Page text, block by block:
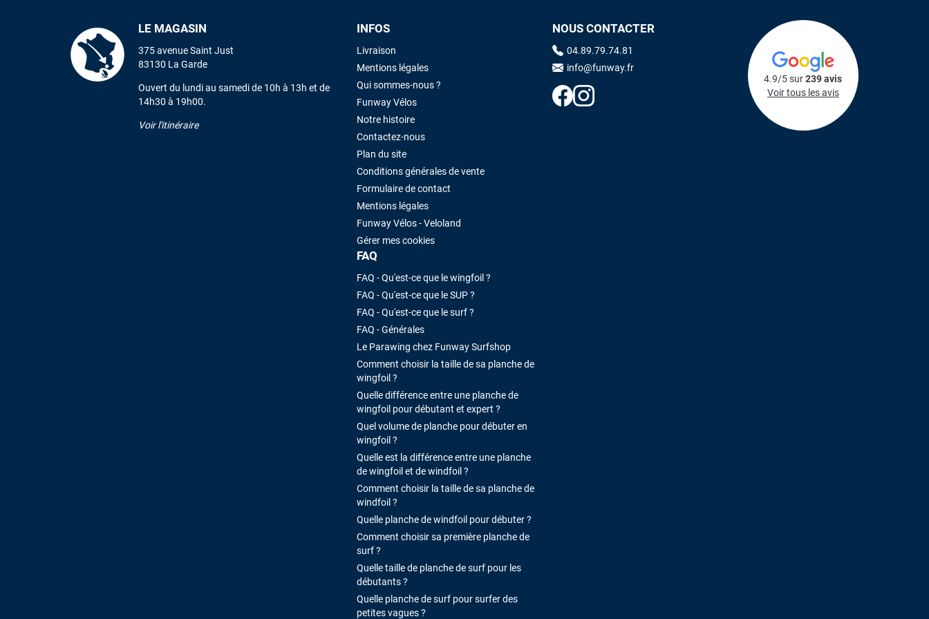
LE MAGASIN
375 avenue Saint Just
83130 La Garde
Ouvert du lundi au samedi de 10h à 13h et de
14h30 à 19h00.
Voir l'itinéraire
INFOS
Livraison
Mentions légales
Qui sommes-nous ?
Funway Vélos
Notre histoire
Contactez-nous
Plan du site
Conditions générales de vente
Formulaire de contact
Mentions légales
Funway Vélos - Veloland
Gérer mes cookies
FAQ
FAQ - Qu'est-ce que le wingfoil ?
FAQ - Qu'est-ce que le SUP ?
FAQ - Qu'est-ce que le surf ?
FAQ - Générales
Le Parawing chez Funway Surfshop
Comment choisir la taille de sa planche de
wingfoil ?
Quelle différence entre une planche de
wingfoil pour débutant et expert ?
Quel volume de planche pour débuter en
wingfoil ?
Quelle est la différence entre une planche
de wingfoil et de windfoil ?
Comment choisir la taille de sa planche de
windfoil ?
Quelle planche de windfoil pour débuter ?
Comment choisir sa première planche de
surf ?
Quelle taille de planche de surf pour les
débutants ?
Quelle planche de surf pour surfer des
petites vagues ?
NOUS CONTACTER
04.89.79.74.81
info@funway.fr
4.9/5 sur239 avis
Voir tous les avis
Maronui RICHMOND
il y a 3 mois
J'ai acheté une voile d'occasion depuis Tahiti. Super service. L'envoi a
été rapide. La voile est arrivée en super état. Mauruuru roa.
VOIR TOUS LES AVIS